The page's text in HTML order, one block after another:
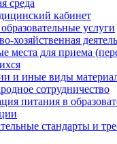
среда
кабинет
услуги
хозяйственная
места для приема
и иные виды
сотрудничество
питания в
стандарты и